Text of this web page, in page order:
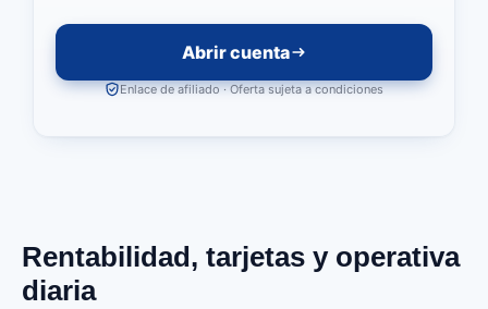
Abrir cuenta
Enlace de afiliado · Oferta sujeta a condiciones
Rentabilidad, tarjetas y operativa
diaria